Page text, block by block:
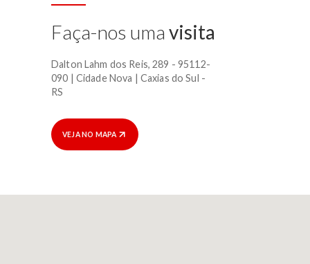
Faça-nos uma visita
Dalton Lahm dos Reis, 289 - 95112-
090 | Cidade Nova | Caxias do Sul -
RS
VEJA NO MAPA